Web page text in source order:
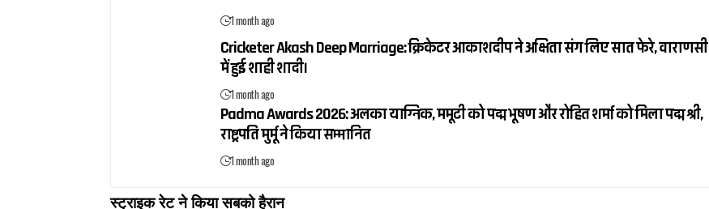
1 month ago
Cricketer Akash Deep Marriage: क्रिकेटर आकाशदीप ने अक्षिता संग लिए सात फेरे, वाराणसी
में हुई शाही शादी।
1 month ago
Padma Awards 2026: अलका याग्निक, ममूटी को पद्म भूषण और रोहित शर्मा को मिला पद्म श्री,
राष्ट्रपति मुर्मू ने किया सम्मानित
1 month ago
स्ट्राइक रेट ने किया सबको हैरान